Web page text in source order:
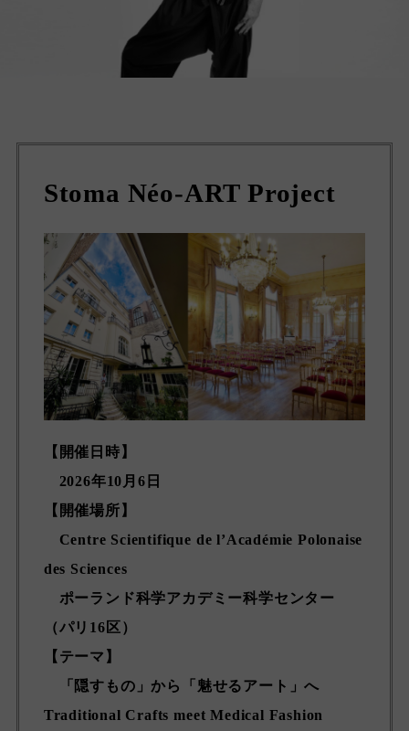
Stoma Néo-ART Project
【開催日時】
2026年10月6日
【 開催場所 】
Centre Scientifique de l’Académie Polonaise
des Sciences
ポーランド科学アカデミー科学センター
（パリ16区）
【 テーマ 】
「隠すもの」から「魅せるアート」へ
Traditional Crafts meet Medical Fashion